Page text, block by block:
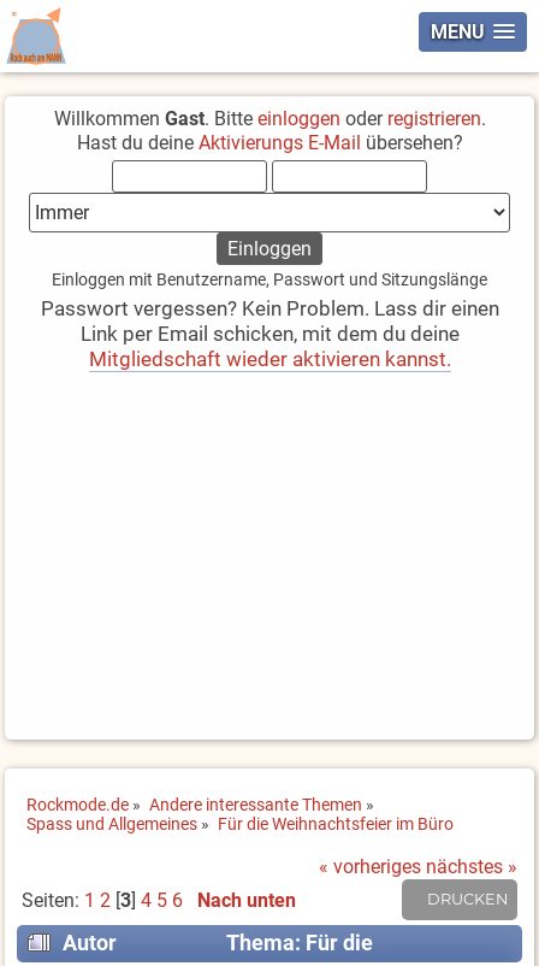
MENU
Willkommen Gast. Bitte einloggen oder registrieren.
Hast du deine Aktivierungs E-Mail übersehen?
Einloggen mit Benutzername, Passwort und Sitzungslänge
Passwort vergessen? Kein Problem. Lass dir einen
Link per Email schicken, mit dem du deine
Mitgliedschaft wieder aktivieren kannst.
Rockmode.de » Andere interessante Themen »
Spass und Allgemeines » Für die Weihnachtsfeier im Büro
« vorheriges nächstes »
DRUCKEN
Seiten: 1 2[3] 4 5 6 Nach unten
Autor
Thema: Für die